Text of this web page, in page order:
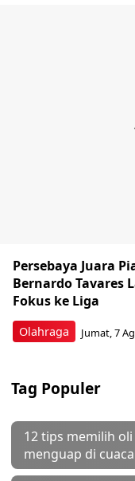
Olahraga
Persebaya Juara
Bernardo Tavares
Fokus ke Liga
Jumat, 7
Tag Populer
12 tips memilih
menguap di